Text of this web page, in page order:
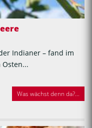
Indianer – fand im
Was wächst denn da?...